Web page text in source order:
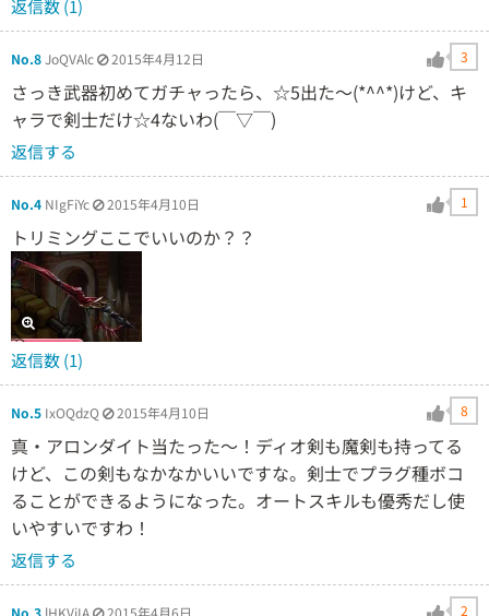
返信数 (1)
No.8JoQVAlc 2015年4月12日 3
さっき武器初めてガチャったら、☆5出た〜(*^^*)けど、キ
ャラで剣士だけ☆4ないわ(￣▽￣)
返信する
No.4 NIgFiYc 2015年4月10日 1
トリミングここでいいのか？？
返信数 (1)
No.5 IxOQdzQ 2015年4月10日 8
真・アロンダイト当たった〜！ディオ剣も魔剣も持ってる
けど、この剣もなかなかいいですな。剣士でプラグ種ボコ
ることができるようになった。オートスキルも優秀だし使
いやすいですわ！
返信する
No.3 lHKViIA 2015年4月6日 2